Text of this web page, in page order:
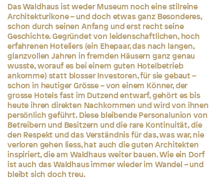
Das Waldhaus ist weder Museum noch eine stilreine
Architekturikone – und doch etwas ganz Besonderes,
schon durch seinen Anfang und erst recht seine
Geschichte. Gegründet von leidenschaftlichen, hoch
erfahrenen Hoteliers (ein Ehepaar, das nach langen,
glanzvollen Jahren in fremden Häusern ganz genau
wusste, worauf es bei einem guten Hotelbetrieb
ankomme) statt blosser Investoren, für sie gebaut –
schon in heutiger Grösse – von einem Könner, der
grosse Hotels fast im Dutzend entwarf, gehört es bis
heute ihren direkten Nachkommen und wird von ihnen
persönlich geführt. Diese bleibende Personalunion von
Betreibern und Besitzern und die rare Kontinuität, die
den Respekt und das Verständnis für das, was war, nie
verloren gehen liess, hat auch die guten Architekten
inspiriert, die am Waldhaus weiter bauen. Wie ein Dorf
ist auch das Waldhaus immer wieder im Wandel – und
bleibt sich doch treu.